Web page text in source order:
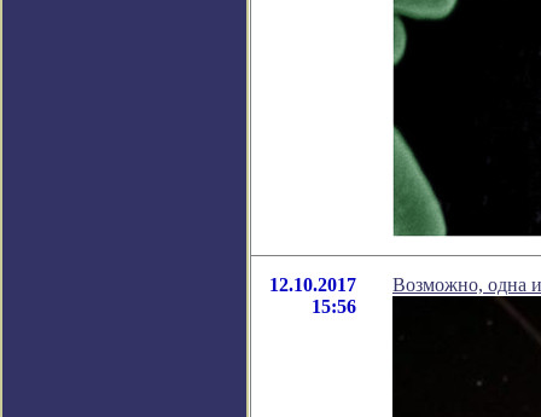
12.10.2017
15:56
Возможно, одна